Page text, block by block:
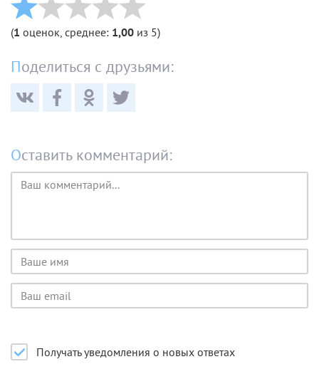
(1 оценок, среднее: 1,00 из 5)
Поделиться с друзьями:
Оставить комментарий:
Текст
комментария
Имя
пользователя
Email
пользователя
Получать уведомления о новых ответах